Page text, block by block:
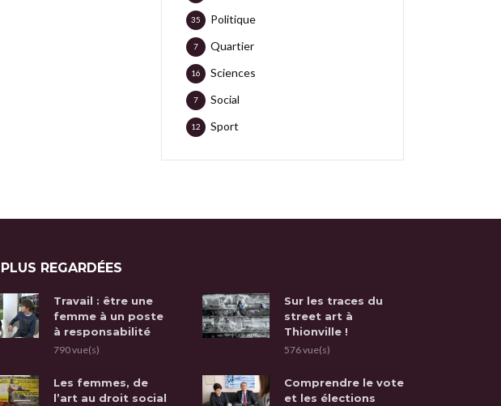
Politique
35
Quartier
7
Sciences
16
Social
7
Sport
12
REGARDÉES
Travail : être une
femme à un poste
à responsabilité
790 vue(s)
Sur les traces du
street art à
Thionville !
576 vue(s)
Les femmes, de
l’art au droit social
Comprendre le vote
et les élections